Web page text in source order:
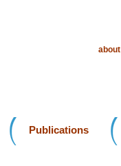
about
Publications